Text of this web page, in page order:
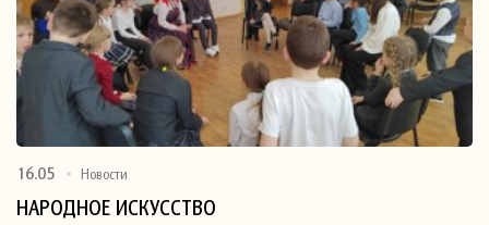
16.05 Новости
НАРОДНОЕ ИСКУССТВО